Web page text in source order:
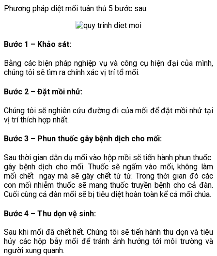
Phương pháp diệt mối tuân thủ 5 bước sau:
Bước 1 – Khảo sát:
Bằng các biện pháp nghiệp vụ và công cụ hiện đại của mình,
chúng tôi sẽ tìm ra chính xác vị trí tổ mối.
Bước 2 – Đặt mồi nhử:
Chúng tôi sẽ nghiên cứu đường đi của mối để đặt mồi nhử tại
vị trí thích hợp nhất.
Bước 3 – Phun thuốc gây bệnh dịch cho mối:
Sau thời gian dẫn dụ mối vào hộp mồi sẽ tiến hành phun thuốc
gây bệnh dịch cho mối. Thuốc sẽ ngấm vào mối, không làm
mối chết ngay mà sẽ gây chết từ từ. Trong thời gian đó các
con mối nhiễm thuốc sẽ mang thuốc truyền bệnh cho cả đàn.
Cuối cùng cả đàn mối sẽ bị tiêu diệt hoàn toàn kể cả mối chúa.
Bước 4 – Thu dọn vệ sinh:
Sau khi mối đã chết hết. Chúng tôi sẽ tiến hành thu dọn và tiêu
hủy các hộp bẫy mối để tránh ảnh hưởng tới môi trường và
người xung quanh.